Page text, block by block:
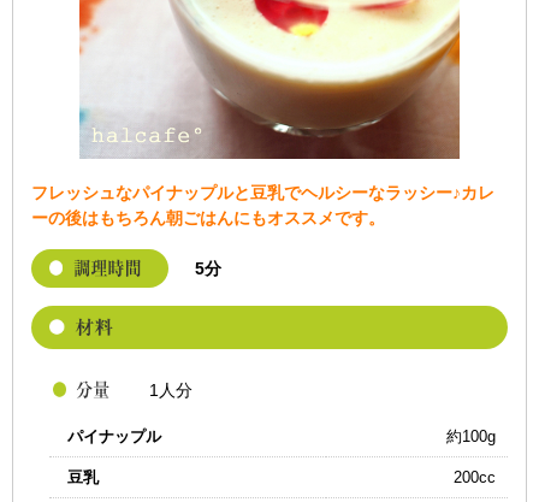
フレッシュなパイナップルと豆乳でヘルシーなラッシー♪カレ
ーの後はもちろん朝ごはんにもオススメです。
5分
1人分
パイナップル 約100g
豆乳 200cc